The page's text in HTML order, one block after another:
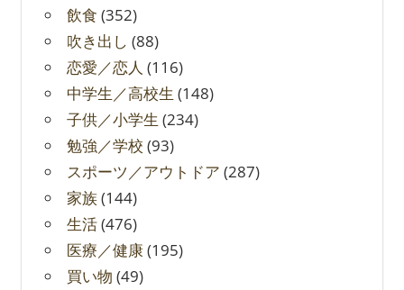
飲食 (352)
吹き出し (88)
恋愛／恋人 (116)
中学生／高校生 (148)
子供／小学生 (234)
勉強／学校 (93)
スポーツ／アウトドア (287)
家族(144)
生活(476)
医療／健康(195)
買い物 (49)